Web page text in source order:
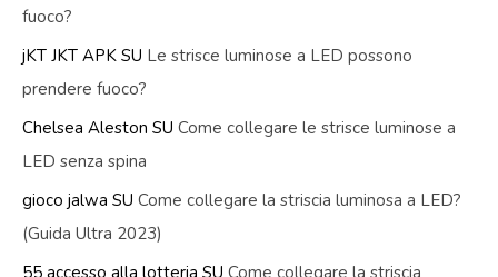
fuoco?
jKT JKT APK SU Le strisce luminose a LED possono
prendere fuoco?
Chelsea Aleston SU Come collegare le strisce luminose a
LED senza spina
gioco jalwa SU Come collegare la striscia luminosa a LED?
(Guida Ultra 2023)